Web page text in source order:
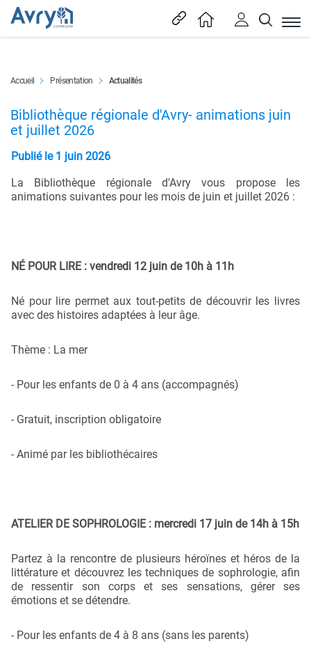
En tête
Accueil Présentation Actualités(sélectionné)
Content
Bibliothèque régionale d'Avry- animations juin
et juillet 2026
Publié le 1 juin 2026
La Bibliothèque régionale d'Avry vous propose les
animations suivantes pour les mois de juin et juillet 2026 :
NÉ POUR LIRE : vendredi 12 juin de 10h à 11h
Né pour lire permet aux tout-petits de découvrir les livres
avec des histoires adaptées à leur âge.
Thème : La mer
- Pour les enfants de 0 à 4 ans (accompagnés)
- Gratuit, inscription obligatoire
- Animé par les bibliothécaires
ATELIER DE SOPHROLOGIE : mercredi 17 juin de 14h à 15h
Partez à la rencontre de plusieurs héroïnes et héros de la
littérature et découvrez les techniques de sophrologie, afin
de ressentir son corps et ses sensations, gérer ses
émotions et se détendre.
- Pour les enfants de 4 à 8 ans (sans les parents)
Objets associés